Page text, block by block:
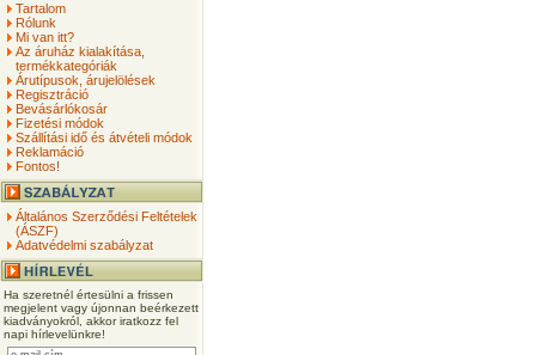
Tartalom
Rólunk
Mi van itt?
Az áruház kialakítása,
termékkategóriák
Árutípusok, árujelölések
Regisztráció
Bevásárlókosár
Fizetési módok
Szállítási idő és átvételi módok
Reklamáció
Fontos!
Általános Szerződési Feltételek
(ÁSZF)
Adatvédelmi szabályzat
Ha szeretnél értesülni a frissen
megjelent vagy újonnan beérkezett
kiadványokról, akkor iratkozz fel
napi hírlevelünkre!